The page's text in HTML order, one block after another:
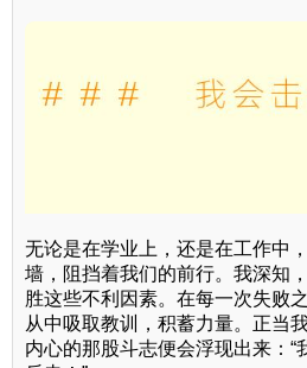
无论是在学业上，还是在工作中
墙，阻挡着我们的前行。我深知
胜这些不利因素。在每一次失败
从中吸取教训，积蓄力量。正当
内心的那股斗志便会浮现出来：“